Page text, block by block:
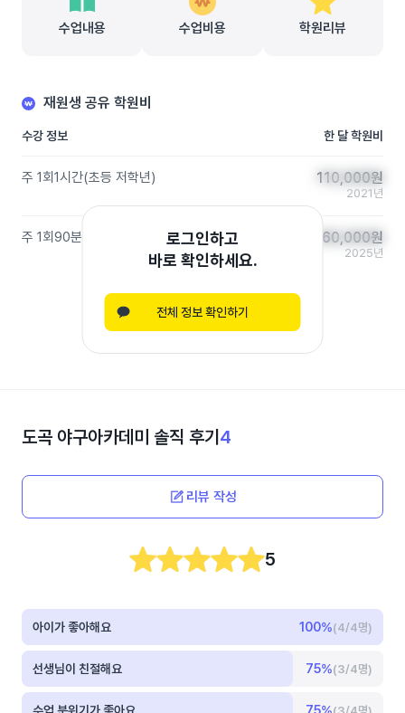
수업내용 수업비용 학원리뷰
재원생 공유 학원비
수강 정보 한 달 학원비
주 1회1시간(초등 저학년) 110,000원
110,000원
2021년
주 1회90분 160,000원
160,000원
2025년
로그인하고
바로 확인하세요.
전체 정보 확인하기
도곡 야구아카데미 솔직 후기 4
리뷰 작성
5
아이가 좋아해요 100%(4/4명)
선생님이 친절해요 75%(3/4명)